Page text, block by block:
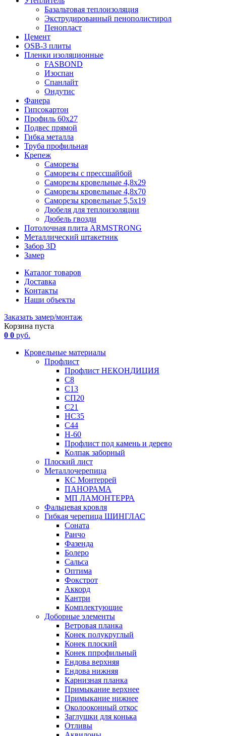
Базальтовая теплоизоляция
Экструдированный пенополистирол
Пенопласт
Цемент
OSB-3 плиты
Пленки изоляционные
FASBOND
Изоспан
Спанлайт
Ондутис
Фанера
Гипсокартон
Профиль 60х27
Подвес прямой
Гибка металла
Труба профильная
Крепеж
Саморезы
Саморезы с прессшайбой
Саморезы кровельные 4,8х29
Саморезы кровельные 4,8х70
Саморезы кровельные 5,5х19
Дюбеля для теплоизоляции
Дюбель гвозди
Потолочная плита ARMSTRONG
Металлический штакетник
Забор 3D
Замер
Каталог товаров
Доставка
Контакты
Наши объекты
Заказать замер/монтаж
Корзина пуста
0 0 руб.
Кровельные материалы
Профлист
Профлист НЕКОНДИЦИЯ
С8
С13
СП20
С21
НС35
С44
Н-60
Профлист под камень и дерево
Колпак заборный
Плоский лист
Металлочерепица
КС Монтеррей
ПАНОРАМА
МП ЛАМОНТЕРРА
Фальцевая кровля
Гибкая черепица ШИНГЛАС
Соната
Ранчо
Фазенда
Болеро
Сальса
Оптима
Фокстрот
Аккорд
Кантри
Комплектующие
Доборные элементы
Ветровая планка
Конек полукруглый
Конек плоский
Конек ппрофильный
Ендова верхняя
Ендова нижняя
Карнизная планка
Примыкание верхнее
Примыкание нижнее
Околооконный откос
Заглушки для конька
Отливы